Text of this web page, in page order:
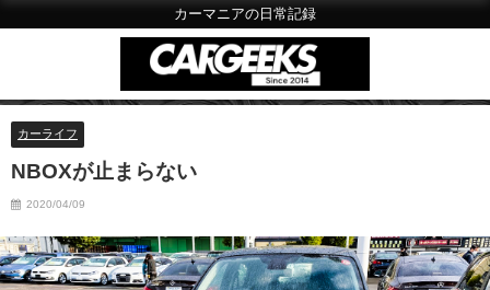
カーマニアの日常記録
カーライフ
NBOXが止まらない
2020/04/09